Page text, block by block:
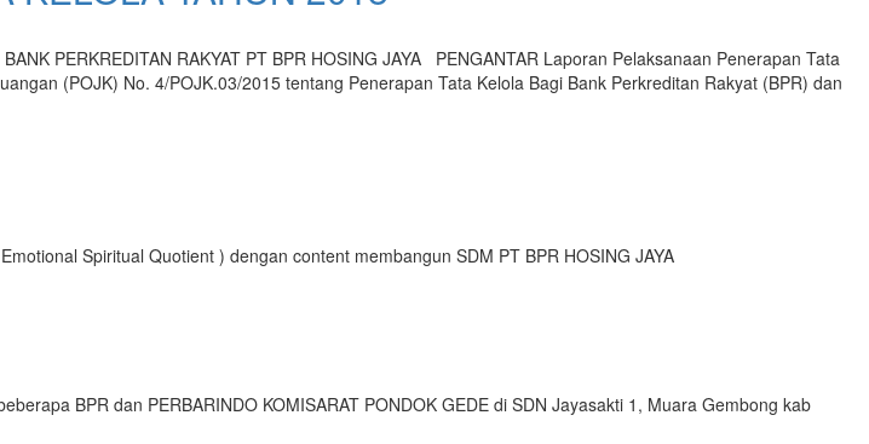
PERKREDITAN RAKYAT PT BPR HOSING JAYA PENGANTAR Laporan Pelaksanaan Penerapan Tata
(POJK) No. 4/POJK.03/2015 tentang Penerapan Tata Kelola Bagi Bank Perkreditan Rakyat (BPR) dan
Spiritual Quotient ) dengan content membangun SDM PT BPR HOSING JAYA
BPR dan PERBARINDO KOMISARAT PONDOK GEDE di SDN Jayasakti 1, Muara Gembong kab